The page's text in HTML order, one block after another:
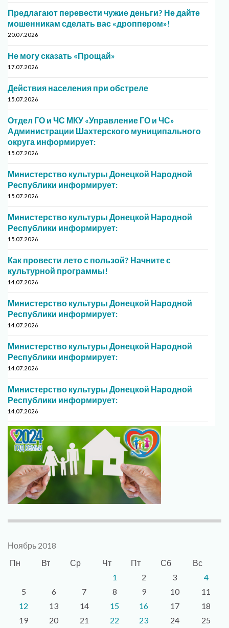
Предлагают перевести чужие деньги? Не дайте
мошенникам сделать вас «дроппером»!
20.07.2026
Не могу сказать «Прощай»
17.07.2026
Действия населения при обстреле
15.07.2026
Отдел ГО и ЧС МКУ «Управление ГО и ЧС»
Администрации Шахтерского муниципального
округа информирует:
15.07.2026
Министерство культуры Донецкой Народной
Республики информирует:
15.07.2026
Министерство культуры Донецкой Народной
Республики информирует:
15.07.2026
Как провести лето с пользой? Начните с
культурной программы!
14.07.2026
Министерство культуры Донецкой Народной
Республики информирует:
14.07.2026
Министерство культуры Донецкой Народной
Республики информирует:
14.07.2026
Министерство культуры Донецкой Народной
Республики информирует:
14.07.2026
Ноябрь 2018
Пн
Вт Ср Чт Пт Сб
Вс
1
2 3
4
5
6 7 8 9 10
11
12
13 14 15 16 17
18
19
20 21 22 23 24 25